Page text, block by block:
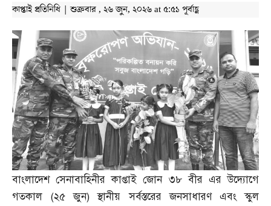
কাপ্তাই প্রতিনিধি | শুক্রবার , ২৬ জুন, ২০২৬ at ৫:৫১ পূর্বাহ্ণ
বাংলাদেশ সেনাবাহিনীর কাপ্তাই জোন ৩৮ বীর এর উদ্যোগে
গতকাল (২৫ জুন)স্থানীয় সর্বস্তরের জনসাধারণ এবং স্কুল